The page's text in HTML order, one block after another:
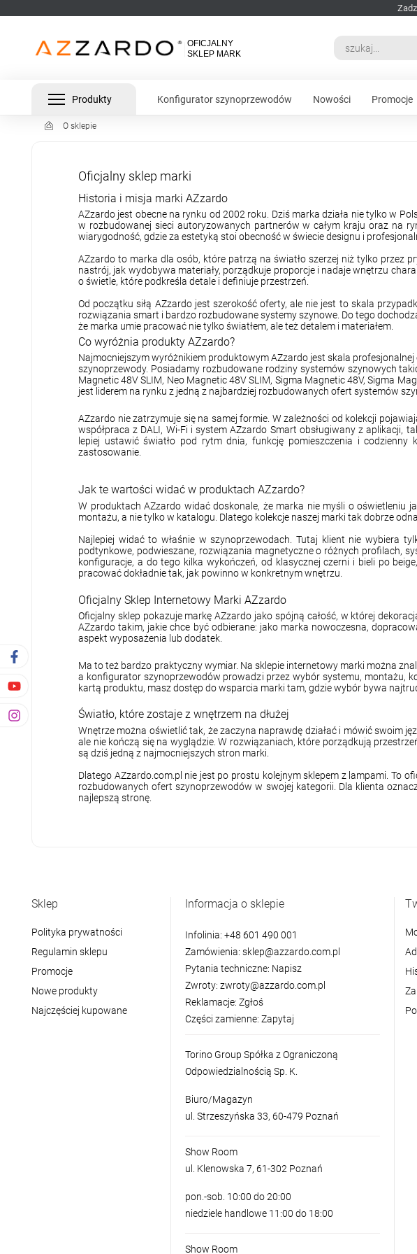
Produkty Konfigurator szynoprzewodów Nowości Promocje
O sklepie
Oficjalny sklep marki
Historia i misja marki AZzardo
AZzardo jest obecne na rynku od 2002 roku. Dziś marka działa nie tylko w
w rozbudowanej sieci autoryzowanych partnerów w całym kraju oraz na
wiarygodność, gdzie za estetyką stoi obecność w świecie designu i
AZzardo to marka dla osób, które patrzą na światło szerzej niż tylko przez
nastrój, jak wydobywa materiały, porządkuje proporcje i nadaje wnętrzu
o świetle, które podkreśla detale i definiuje przestrzeń.
Od początku siłą AZzardo jest szerokość oferty, ale nie jest to skala
rozwiązania smart i bardzo rozbudowane systemy szynowe. Do tego
że marka umie pracować nie tylko światłem, ale też detalem i materiałem.
Co wyróżnia produkty AZzardo?
Najmocniejszym wyróżnikiem produktowym AZzardo jest skala
szynoprzewody. Posiadamy rozbudowane rodziny systemów szynowych
Magnetic 48V SLIM, Neo Magnetic 48V SLIM, Sigma Magnetic 48V, Sigma
jest liderem na rynku z jedną z najbardziej rozbudowanych ofert systemów
AZzardo nie zatrzymuje się na samej formie. W zależności od kolekcji
współpraca z DALI, Wi-Fi i system AZzardo Smart obsługiwany z aplikacji,
lepiej ustawić światło pod rytm dnia, funkcję pomieszczenia i
zastosowanie.
Jak te wartości widać w produktach AZzardo?
W produktach AZzardo widać doskonale, że marka nie myśli o oświetleniu
montażu, a nie tylko w katalogu. Dlatego kolekcje naszej marki tak dobrze
Najlepiej widać to właśnie w szynoprzewodach. Tutaj klient nie wybiera
podtynkowe, podwieszane, rozwiązania magnetyczne o różnych profilach,
konfiguracje, a do tego kilka wykończeń, od klasycznej czerni i bieli po
pracować dokładnie tak, jak powinno w konkretnym wnętrzu.
Oficjalny Sklep Internetowy Marki AZzardo
Oficjalny sklep pokazuje markę AZzardo jako spójną całość, w której
AZzardo takim, jakie chce być odbierane: jako marka nowoczesna,
aspekt wyposażenia lub dodatek.
Ma to też bardzo praktyczny wymiar. Na sklepie internetowy marki można
a konfigurator szynoprzewodów prowadzi przez wybór systemu, montażu,
kartą produktu, masz dostęp do wsparcia marki tam, gdzie wybór bywa
Światło, które zostaje z wnętrzem na dłużej
Wnętrze można oświetlić tak, że zaczyna naprawdę działać i mówić swoim
ale nie kończą się na wyglądzie. W rozwiązaniach, które porządkują
są dziś jedną z najmocniejszych stron marki.
Dlatego AZzardo.com.pl nie jest po prostu kolejnym sklepem z lampami. To
rozbudowanych ofert szynoprzewodów w swojej kategorii. Dla klienta
najlepszą stronę.
Sklep
Polityka prywatności
Regulamin sklepu
Promocje
Nowe produkty
Najczęściej kupowane
Informacja o sklepie
Infolinia: +48 601 490 001
Zamówienia: sklep@azzardo.com.pl
Pytania techniczne: Napisz
Zwroty: zwroty@azzardo.com.pl
Reklamacje: Zgłoś
Części zamienne: Zapytaj
Torino Group Spółka z Ograniczoną
Odpowiedzialnością Sp. K.
Biuro/Magazyn
ul. Strzeszyńska 33, 60-479 Poznań
Show Room
ul. Klenowska 7, 61-302 Poznań
pon.-sob. 10:00 do 20:00
niedziele handlowe 11:00 do 18:00
Show Room